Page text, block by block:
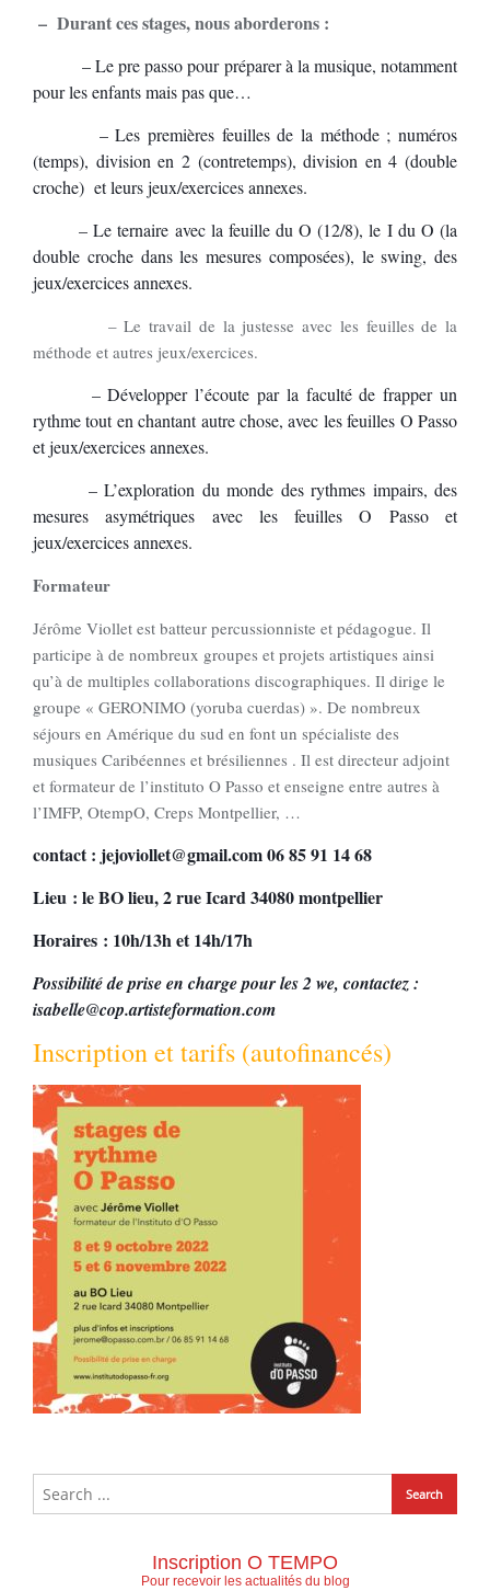
– Durant ces stages, nous aborderons :
– Le pre passo pour préparer à la musique, notamment
pour les enfants mais pas que…
– Les premières feuilles de la méthode ; numéros
(temps), division en 2 (contretemps), division en 4 (double
croche) et leurs jeux/exercices annexes.
– Le ternaire avec la feuille du O (12/8), le I du O (la
double croche dans les mesures composées), le swing, des
jeux/exercices annexes.
– Le travail de la justesse avec les feuilles de la
méthode et autres jeux/exercices.
– Développer l’écoute par la faculté de frapper un
rythme tout en chantant autre chose, avec les feuilles O Passo
et jeux/exercicesannexes.
– L’exploration du monde des rythmes impairs, des
mesures asymétriques avec les feuilles O Passo et
jeux/exercicesannexes.
Formateur
Jérôme Viollet est batteur percussionniste et pédagogue. Il
participe à de nombreux groupes et projets artistiques ainsi
qu’à de multiples collaborations discographiques. Il dirige le
groupe « GERONIMO (yoruba cuerdas) ». De nombreux
séjours en Amérique du sud en font un spécialiste des
musiques Caribéennes et brésiliennes . Il est directeur adjoint
et formateur de l’instituto O Passo et enseigne entre autres à
l’IMFP, OtempO, Creps Montpellier, …
contact : jejoviollet@gmail.com 06 85 91 14 68
Lieu : le BO lieu, 2 rue Icard 34080 montpellier
Horaires : 10h/13h et 14h/17h
Possibilité de prise en charge pour les 2 we, contactez :
isabelle@cop.artisteformation.com
Inscription et tarifs (autofinancés)
Inscription O TEMPO
Pour recevoir les actualités du blog